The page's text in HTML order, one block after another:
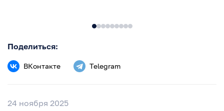
Поделиться:
ВКонтакте Telegram
24 ноября 2025